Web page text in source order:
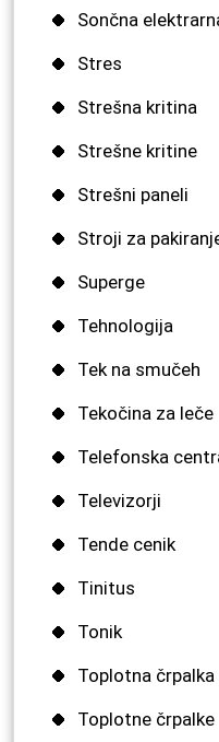
Sončna
Stres
Strešna kritina
Strešne kritine
Strešni paneli
Stroji za
Superge
Tehnologija
Tek na smučeh
Tekočina za leče
Telefonska
Televizorji
Tende cenik
Tinitus
Tonik
Toplotna
Toplotne črpalke